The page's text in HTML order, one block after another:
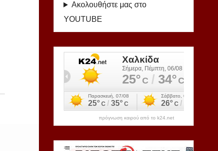
Ακολουθήστε μας στο
YOUTUBE
πρόγνωση καιρού από το k24.net